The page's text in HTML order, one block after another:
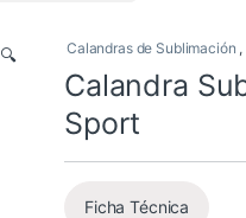
🔍 Calandras de Sublimación ,
Calandra
Sport
Ficha Técnica